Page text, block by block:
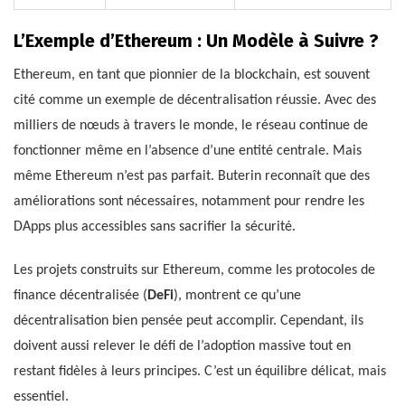
L’Exemple d’Ethereum : Un Modèle à Suivre ?
Ethereum, en tant que pionnier de la blockchain, est souvent
cité comme un exemple de décentralisation réussie. Avec des
milliers de nœuds à travers le monde, le réseau continue de
fonctionner même en l’absence d’une entité centrale. Mais
même Ethereum n’est pas parfait. Buterin reconnaît que des
améliorations sont nécessaires, notamment pour rendre les
DApps plus accessibles sans sacrifier la sécurité.
Les projets construits sur Ethereum, comme les protocoles de
finance décentralisée ( DeFi), montrent ce qu’une
décentralisation bien pensée peut accomplir. Cependant, ils
doivent aussi relever le défi de l’adoption massive tout en
restant fidèles à leurs principes. C’est un équilibre délicat, mais
essentiel.